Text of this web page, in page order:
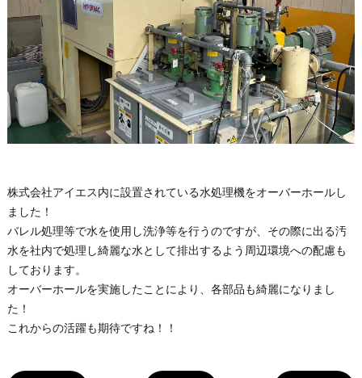
株式会社アイエス内に設置されている水処理機をオーバーホールし
ました！
バレル処理等で水を使用し洗浄等を行うのですが、その際に出る汚
水を社内で処理し綺麗な水として排出するよう周辺環境への配慮も
しております。
オーバーホールを実施したことにより、各部品も綺麗になりまし
た！
これからの活躍も期待ですね！！